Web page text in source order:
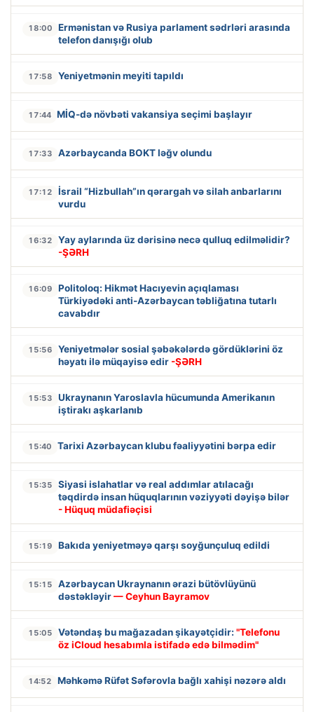
18:00
Ermənistan və Rusiya parlament sədrləri arasında
telefon danışığı olub
17:58 Yeniyetmənin meyiti tapıldı
17:44 MİQ-də növbəti vakansiya seçimi başlayır
17:33 Azərbaycanda BOKT ləğv olundu
17:12
İsrail “Hizbullah”ın qərargah və silah anbarlarını
vurdu
16:32
Yay aylarında üz dərisinə necə qulluq edilməlidir?
-ŞƏRH
16:09
Politoloq: Hikmət Hacıyevin açıqlaması
Türkiyədəki anti-Azərbaycan təbliğatına tutarlı
cavabdır
15:56
Yeniyetmələr sosial şəbəkələrdə gördüklərini öz
həyatı ilə müqayisə edir -ŞƏRH
15:53
Ukraynanın Yaroslavla hücumunda Amerikanın
iştirakı aşkarlanıb
15:40 Tarixi Azərbaycan klubu fəaliyyətini bərpa edir
15:35
Siyasi islahatlar və real addımlar atılacağı
təqdirdə insan hüquqlarının vəziyyəti dəyişə bilər
- Hüquq müdafiəçisi
15:19 Bakıda yeniyetməyə qarşı soyğunçuluq edildi
15:15
Azərbaycan Ukraynanın ərazi bütövlüyünü
dəstəkləyir— Ceyhun Bayramov
15:05 Vətəndaş bu mağazadan şikayətçidir: "Telefonu
öz iCloud hesabımla istifadə edə bilmədim"
14:52 Məhkəmə Rüfət Səfərovla bağlı xahişi nəzərə aldı